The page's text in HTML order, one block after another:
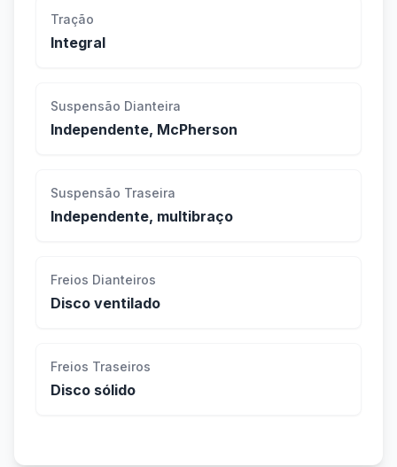
Tração
Integral
Suspensão Dianteira
Independente, McPherson
Suspensão Traseira
Independente, multibraço
Freios Dianteiros
Disco ventilado
Freios Traseiros
Disco sólido